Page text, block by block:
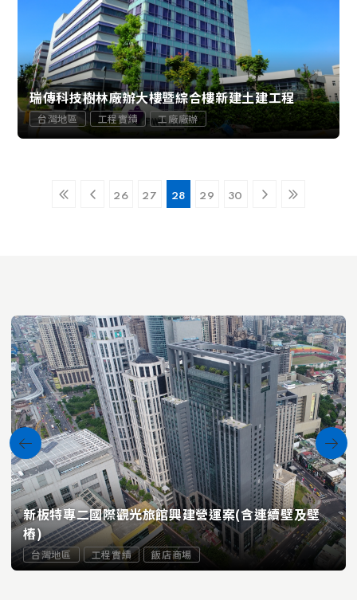
瑞傳科技樹林廠辦大樓暨綜合樓新建土建工程
台灣地區 工程實績 工廠廠辦
26 27 28 29 30
新板特專二國際觀光旅館興建營運案(含連續壁及壁
樁)
台灣地區 工程實績 飯店商場